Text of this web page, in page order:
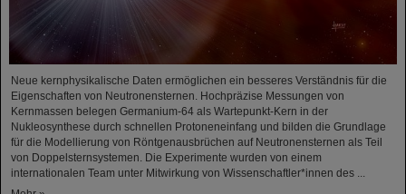
Neue kernphysikalische Daten ermöglichen ein besseres Verständnis für die
Eigenschaften von Neutronensternen. Hochpräzise Messungen von
Kernmassen belegen Germanium-64 als Wartepunkt-Kern in der
Nukleosynthese durch schnellen Protoneneinfang und bilden die Grundlage
für die Modellierung von Röntgenausbrüchen auf Neutronensternen als Teil
von Doppelsternsystemen. Die Experimente wurden von einem
internationalen Team unter Mitwirkung von Wissenschaftler*innen des ...